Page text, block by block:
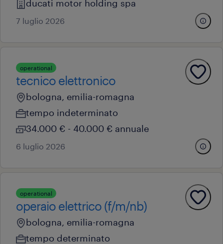
ducati motor holding spa
7 luglio 2026
operational
tecnico elettronico
bologna, emilia-romagna
tempo indeterminato
34.000 € - 40.000 € annuale
6 luglio 2026
operational
operaio elettrico (f/m/nb)
bologna, emilia-romagna
tempo determinato